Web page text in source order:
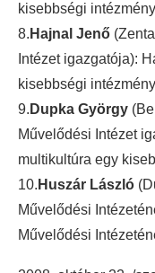
kisebbségi
8. Hajnal Jenő
Intézet igazgatója):
kisebbségi
9. Dupka György
Művelődési Intézet
multikultúra egy
10. Huszár László
Művelődési
Művelődési